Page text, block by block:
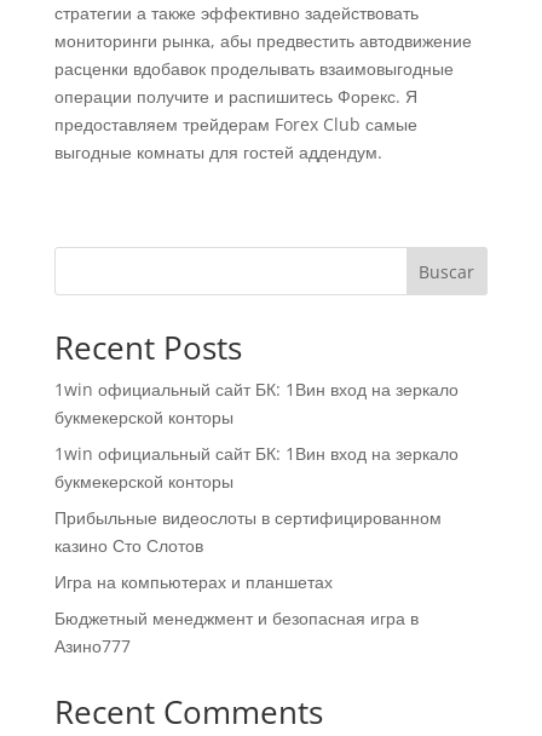
стратегии а также эффективно задействовать
мониторинги рынка, абы предвестить автодвижение
расценки вдобавок проделывать взаимовыгодные
операции получите и распишитесь Форекс. Я
предоставляем трейдерам Forex Club самые
выгодные комнаты для гостей аддендум.
Buscar
Recent Posts
1win официальный сайт БК: 1Вин вход на зеркало
букмекерской конторы
1win официальный сайт БК: 1Вин вход на зеркало
букмекерской конторы
Прибыльные видеослоты в сертифицированном
казино Сто Слотов
Игра на компьютерах и планшетах
Бюджетный менеджмент и безопасная игра в
Азино777
Recent Comments